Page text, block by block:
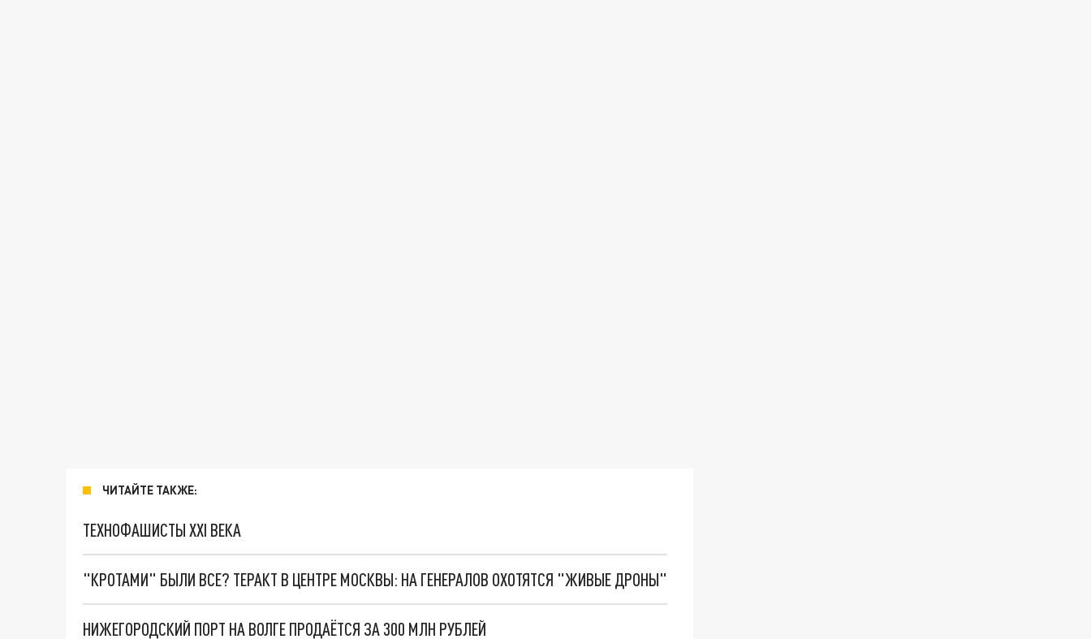
ЧИТАЙТЕ ТАКЖЕ:
ТЕХНОФАШИСТЫ XXI ВЕКА
"КРОТАМИ" БЫЛИ ВСЕ? ТЕРАКТ В ЦЕНТРЕ МОСКВЫ: НА ГЕНЕРАЛОВ ОХОТЯТСЯ "ЖИВЫЕ ДРОНЫ"
НИЖЕГОРОДСКИЙ ПОРТ НА ВОЛГЕ ПРОДАЁТСЯ ЗА 300 МЛН РУБЛЕЙ